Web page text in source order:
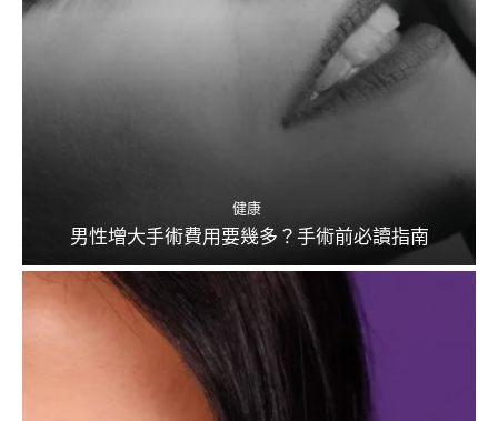
健康
男性增大手術費用要幾多？手術前必讀指南